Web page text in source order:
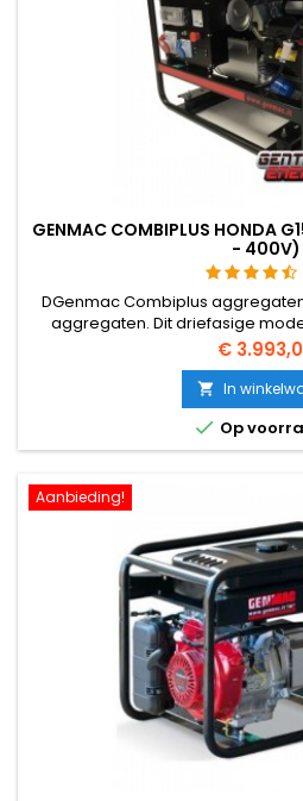
GENMAC COMBIPLUS HONDA
- 400V)
DGenmac Combiplus
aggregaten. Dit driefasige
Combiplus-benzineserie. De
voorzien van een 2 cilinder 4-
Prijs
€
 In
 Op
Aanbieding!